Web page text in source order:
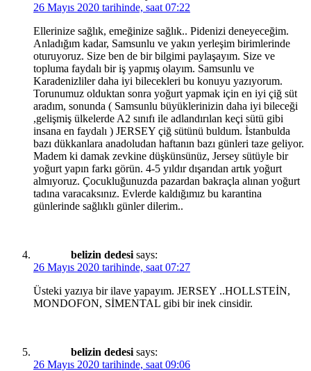
26 Mayıs 2020 tarihinde, saat 07:22
Ellerinize sağlık, emeğinize sağlık.. Pidenizi deneyeceğim.
Anladığım kadar, Samsunlu ve yakın yerleşim birimlerinde
oturuyoruz. Size ben de bir bilgimi paylaşayım. Size ve
topluma faydalı bir iş yapmış olayım. Samsunlu ve
Karadenizliler daha iyi bilecekleri bu konuyu yazıyorum.
Torunumuz olduktan sonra yoğurt yapmak için en iyi çiğ süt
aradım, sonunda ( Samsunlu büyüklerinizin daha iyi bileceği
,gelişmiş ülkelerde A2 sınıfı ile adlandırılan keçi sütü gibi
insana en faydalı ) JERSEY çiğ sütünü buldum. İstanbulda
bazı dükkanlara anadoludan haftanın bazı günleri taze geliyor.
Madem ki damak zevkine düşkünsünüz, Jersey sütüyle bir
yoğurt yapın farkı görün. 4-5 yıldır dışarıdan artık yoğurt
almıyoruz. Çocukluğunuzda pazardan bakraçla alınan yoğurt
tadına varacaksınız. Evlerde kaldığımız bu karantina
günlerinde sağlıklı günler dilerim..
belizin dedesi says:
26 Mayıs 2020 tarihinde, saat 07:27
Üsteki yazıya bir ilave yapayım. JERSEY ..HOLLSTEİN,
MONDOFON, SİMENTAL gibi bir inek cinsidir.
belizin dedesi says:
26 Mayıs 2020 tarihinde, saat 09:06